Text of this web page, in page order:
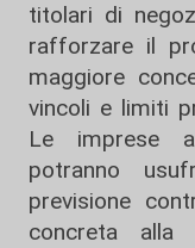
titolari di
rafforzare il
maggiore
vincoli e limiti
Le imprese
potranno
previsione
concreta alla